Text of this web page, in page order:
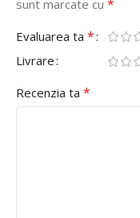
sunt marcate cu *
Evaluarea ta *
Livrare
Recenzia ta *